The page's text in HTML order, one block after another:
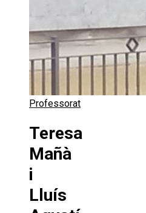
Professorat
Teresa
Mañà
i
Lluís